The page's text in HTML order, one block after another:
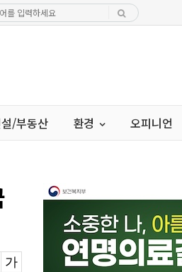
/부동산 환경 오피니언